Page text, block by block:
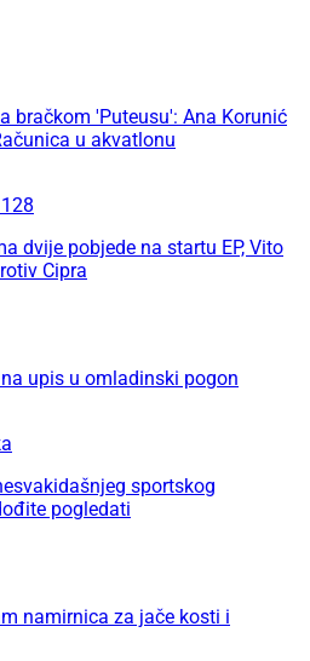
bračkom 'Puteusu': Ana Korunić
u akvatlonu
dvije pobjede na startu EP, Vito
Cipra
upis u omladinski pogon
sportskog
pogledati
namirnica za jače kosti i